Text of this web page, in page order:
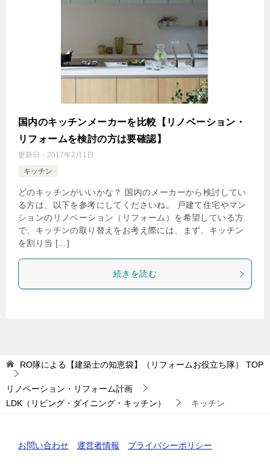
国内のキッチンメーカーを比較【リノベーション・
リフォームを検討の方は要確認】
更新日： 2017年2月1日
キッチン
どのキッチンがいいかな？ 国内のメーカーから検討してい
る方は、以下を参考にしてくださいね。 戸建て住宅やマン
ションのリノベーション（リフォーム）を希望している方
で、キッチンの取り替えをお考え際には、まず、キッチン
を割り当 […]
続きを読む
RO隊による【建築士の知恵袋】（リフォームお役立ち隊） TOP
リノベーション・リフォーム計画
LDK（リビング・ダイニング・キッチン）
キッチン
お問い合わせ 運営者情報 プライバシーポリシー